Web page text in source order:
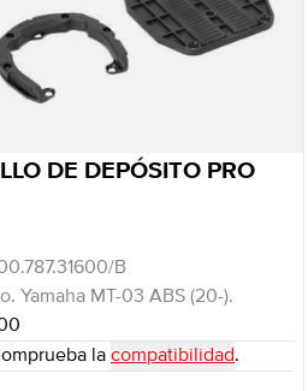
DE DEPÓSITO PRO
B
Yamaha MT-03 ABS (20-).
la compatibilidad.